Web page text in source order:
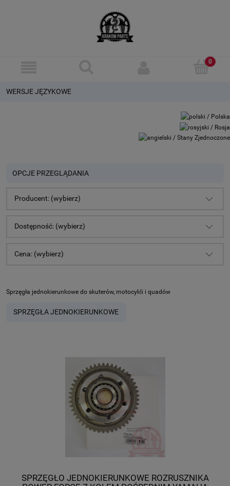
WERSJE JĘZYKOWE
OPCJE PRZEGLĄDANIA
Producent: (wybierz)
Dostępność: (wybierz)
Cena: (wybierz)
Sprzęgła jednokierunkowe do skuterów, motocykli i quadów
SPRZĘGŁA JEDNOKIERUNKOWE
SPRZĘGŁO JEDNOKIERUNKOWE ROZRUSZNIKA